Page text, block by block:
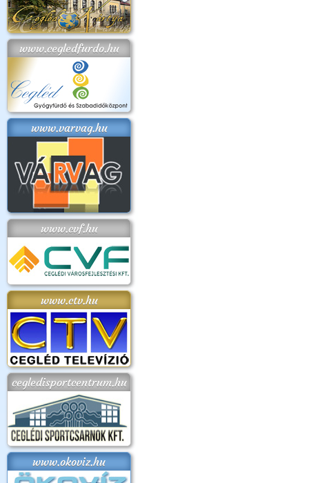
www.cegledfurdo.hu
www.varvag.hu
www.cvf.hu
www.ctv.hu
cegledisportcentrum.hu
www.okoviz.hu